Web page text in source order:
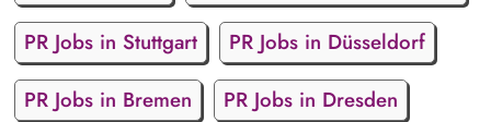
PR Jobs in Stuttgart
PR Jobs in Düsseldorf
PR Jobs in Bremen
PR Jobs in Dresden